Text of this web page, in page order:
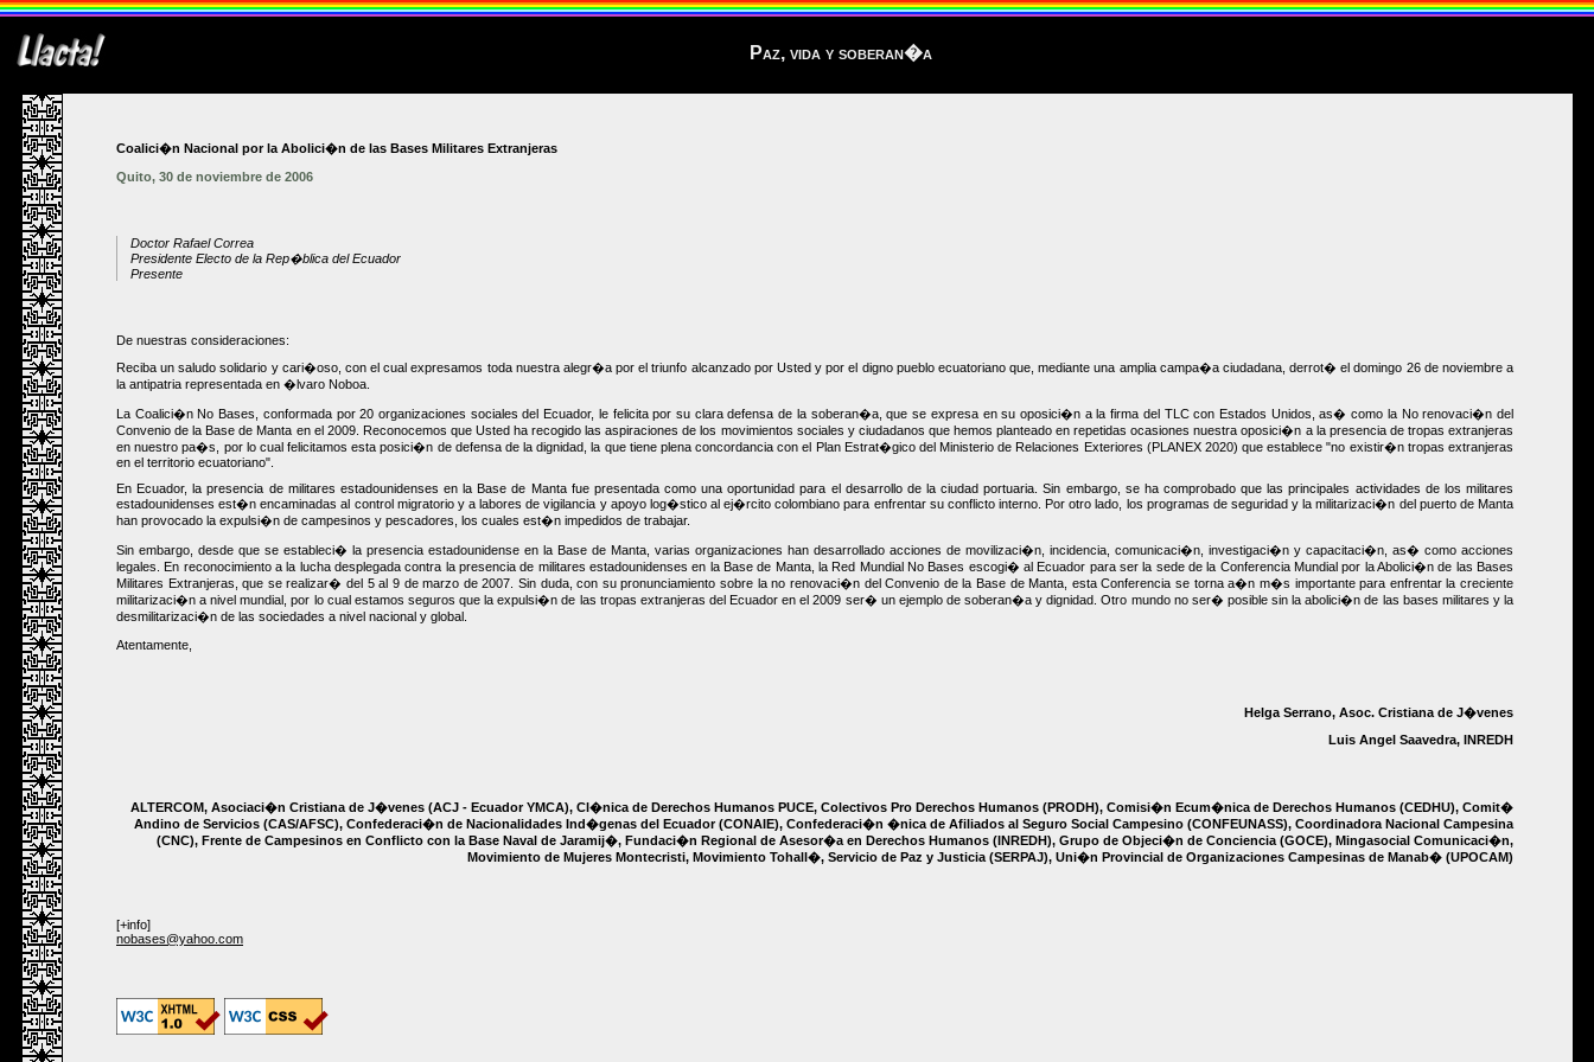
Paz, vida y soberan�a
Coalici�n Nacional por la Abolici�n de las Bases Militares Extranjeras
Quito, 30 de noviembre de 2006
Doctor Rafael Correa
Presidente Electo de la Rep�blica del Ecuador
Presente
De nuestras consideraciones:
Reciba un saludo solidario y cari�oso, con el cual expresamos toda nuestra alegr�a por el triunfo alcanzado por Usted y por el digno pueblo ecuatoriano que, mediante una amplia campa�a ciudadana, derrot� el domingo 26 de noviembre a
la antipatria representada en �lvaro Noboa.
La Coalici�n No Bases, conformada por 20 organizaciones sociales del Ecuador, le felicita por su clara defensa de la soberan�a, que se expresa en su oposici�n a la firma del TLC con Estados Unidos, as� como la No renovaci�n del
Convenio de la Base de Manta en el 2009. Reconocemos que Usted ha recogido las aspiraciones de los movimientos sociales y ciudadanos que hemos planteado en repetidas ocasiones nuestra oposici�n a la presencia de tropas extranjeras
en nuestro pa�s, por lo cual felicitamos esta posici�n de defensa de la dignidad, la que tiene plena concordancia con el Plan Estrat�gico del Ministerio de Relaciones Exteriores (PLANEX 2020) que establece "no existir�n tropas extranjeras
en el territorio ecuatoriano".
En Ecuador, la presencia de militares estadounidenses en la Base de Manta fue presentada como una oportunidad para el desarrollo de la ciudad portuaria. Sin embargo, se ha comprobado que las principales actividades de los militares
estadounidenses est�n encaminadas al control migratorio y a labores de vigilancia y apoyo log�stico al ej�rcito colombiano para enfrentar su conflicto interno. Por otro lado, los programas de seguridad y la militarizaci�n del puerto de Manta
han provocado la expulsi�n de campesinos y pescadores, los cuales est�n impedidos de trabajar.
Sin embargo, desde que se estableci� la presencia estadounidense en la Base de Manta, varias organizaciones han desarrollado acciones de movilizaci�n, incidencia, comunicaci�n, investigaci�n y capacitaci�n, as� como acciones
legales. En reconocimiento a la lucha desplegada contra la presencia de militares estadounidenses en la Base de Manta, la Red Mundial No Bases escogi� al Ecuador para ser la sede de la Conferencia Mundial por la Abolici�n de las Bases
Militares Extranjeras, que se realizar� del 5 al 9 de marzo de 2007. Sin duda, con su pronunciamiento sobre la no renovaci�n del Convenio de la Base de Manta, esta Conferencia se torna a�n m�s importante para enfrentar la creciente
militarizaci�n a nivel mundial, por lo cual estamos seguros que la expulsi�n de las tropas extranjeras del Ecuador en el 2009 ser� un ejemplo de soberan�a y dignidad. Otro mundo no ser� posible sin la abolici�n de las bases militares y la
desmilitarizaci�n de las sociedades a nivel nacional y global.
Atentamente,
Helga Serrano, Asoc. Cristiana de J�venes
Luis Angel Saavedra, INREDH
ALTERCOM, Asociaci�n Cristiana de J�venes (ACJ - Ecuador YMCA), Cl�nica de Derechos Humanos PUCE, Colectivos Pro Derechos Humanos (PRODH), Comisi�n Ecum�nica de Derechos Humanos (CEDHU), Comit�
Andino de Servicios (CAS/AFSC), Confederaci�n de Nacionalidades Ind�genas del Ecuador (CONAIE), Confederaci�n �nica de Afiliados al Seguro Social Campesino (CONFEUNASS), Coordinadora Nacional Campesina
(CNC), Frente de Campesinos en Conflicto con la Base Naval de Jaramij�, Fundaci�n Regional de Asesor�a en Derechos Humanos (INREDH), Grupo de Objeci�n de Conciencia (GOCE), Mingasocial Comunicaci�n,
Movimiento de Mujeres Montecristi, Movimiento Tohall�, Servicio de Paz y Justicia (SERPAJ), Uni�n Provincial de Organizaciones Campesinas de Manab� (UPOCAM)
[+info]
nobases@yahoo.com